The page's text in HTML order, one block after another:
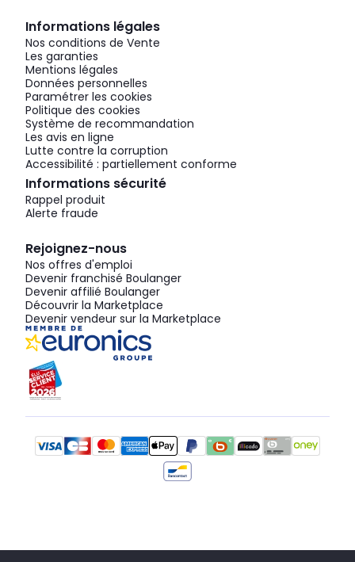
Informations légales
Nos conditions de Vente
Les garanties
Mentions légales
Données personnelles
Paramétrer les cookies
Politique des cookies
Système de recommandation
Les avis en ligne
Lutte contre la corruption
Accessibilité : partiellement conforme
Informations sécurité
Rappel produit
Alerte fraude
Rejoignez-nous
Nos offres d'emploi
Devenir franchisé Boulanger
Devenir affilié Boulanger
Découvrir la Marketplace
Devenir vendeur sur la Marketplace